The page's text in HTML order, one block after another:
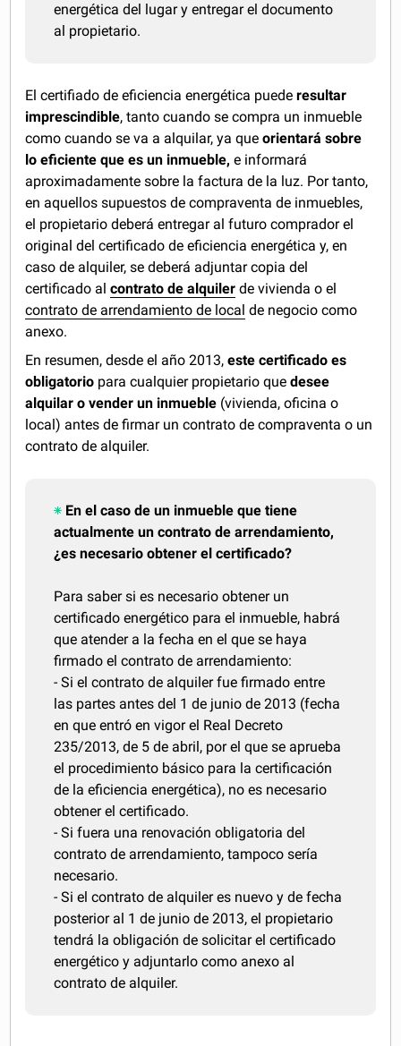
energética del lugar y entregar el documento
al propietario.
El certifiado de eficiencia energética puederesultar
imprescindible, tanto cuando se compra un inmueble
como cuando se va a alquilar, ya queorientará sobre
lo eficiente que es un inmueble,e informará
aproximadamente sobre la factura de la luz. Por tanto,
en aquellos supuestos de compraventa de inmuebles,
el propietario deberá entregar al futuro comprador el
original del certificado de eficiencia energética y, en
caso de alquiler, se deberá adjuntar copia del
certificado alcontrato de alquiler de vivienda o el
contrato de arrendamiento de local de negocio como
anexo.
En resumen, desde el año 2013,este certificado es
obligatorio para cualquier propietario quedesee
alquilar o vender un inmueble (vivienda, oficina o
local) antes de firmar un contrato de compraventa o un
contrato de alquiler.
En el caso de un inmueble que tiene
actualmente un contrato de arrendamiento,
¿es necesario obtener el certificado?
Para saber si es necesario obtener un
certificado energético para el inmueble, habrá
que atender a la fecha en el que se haya
firmado el contrato de arrendamiento:
- Si el contrato de alquiler fue firmado entre
las partes antes del 1 de junio de 2013 (fecha
en que entró en vigor el Real Decreto
235/2013, de 5 de abril, por el que se aprueba
el procedimiento básico para la certificación
de la eficiencia energética), no es necesario
obtener el certificado.
- Si fuera una renovación obligatoria del
contrato de arrendamiento, tampoco sería
necesario.
- Si el contrato de alquiler es nuevo y de fecha
posterior al 1 de junio de 2013, el propietario
tendrá la obligación de solicitar el certificado
energético y adjuntarlo como anexo al
contrato de alquiler.